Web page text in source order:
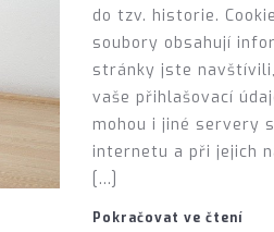
do tzv. historie.
soubory obsahují
stránky jste
vaše přihlašovací
mohou i jiné servery
internetu a při jejich
[…]
Pokračovat ve čtení